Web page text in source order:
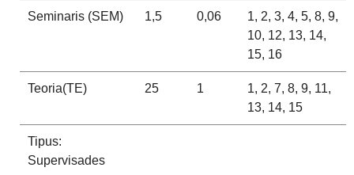
Seminaris (SEM) 1,5 0,06
1, 2, 3, 4, 5, 8, 9,
10, 12, 13, 14,
15, 16
Teoria(TE) 25 1
1, 2, 7, 8, 9, 11,
13, 14, 15
Tipus:
Supervisades